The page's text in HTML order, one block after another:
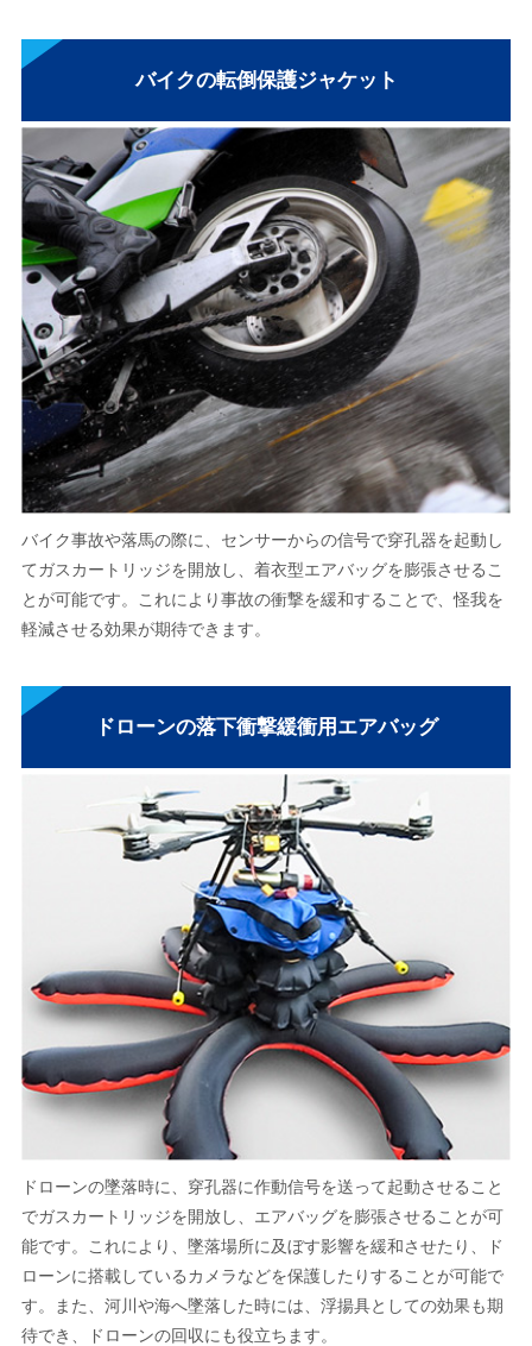
バイクの転倒保護ジャケット
バイク事故や落馬の際に、センサーからの信号で穿孔器を起動し
てガスカートリッジを開放し、着衣型エアバッグを膨張させるこ
とが可能です。これにより事故の衝撃を緩和することで、怪我を
軽減させる効果が期待できます。
ドローンの落下衝撃緩衝用エアバッグ
ドローンの墜落時に、穿孔器に作動信号を送って起動させること
でガスカートリッジを開放し、エアバッグを膨張させることが可
能です。これにより、墜落場所に及ぼす影響を緩和させたり、ド
ローンに搭載しているカメラなどを保護したりすることが可能で
す。また、河川や海へ墜落した時には、浮揚具としての効果も期
待でき、ドローンの回収にも役立ちます。